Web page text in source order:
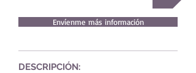
Envíenme más información
DESCRIPCIÓN: